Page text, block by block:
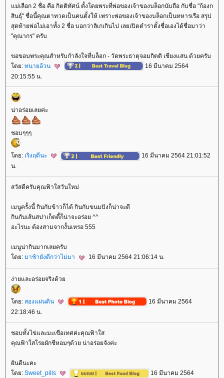
ม่เลือก 2 ชื่อ คือ กิตติทัศน์ ตั้งโดยพระที่พ่อของเจ้าของบล็อกนับถือ กับชื่อ "ก้องก
สินธุ์" ชื่อนี้คุณตาทวดเป็นคนตั้งให้ เพราะพ่อของเจ้าของบล็อกเป็นทหารเรือ สรุป
สุดท้ายพ่อไม่เอาทั้ง 2 ชื่อ บอกว่าลิเกเกินไป เลยเปิดตำราตั้งชื่อเองได้ชื่อมาว่า
"คุณากร" ครับ
ขอขอบพระคุณสำหรับกำลังใจที่บล็อก - วัดพระธาตุจอมกิตติ เชียงแสน ด้วยครับ
ดย: ทนายอ้วน
16 มีนาคม 2564
20:15:55 น.
น่าอร่อยเลยค่ะ
ชอบๆๆๆ
ดย: เริงฤดีนะ
16 มีนาคม 2564 21:01:52
น.
สวัสดีครับคุณฟ้าใสวันใหม่
เมนูครั้งนี้ กินกับข้าวก็ได้ กินกับขนมปังก็น่าจะดี
กินกับเส้นสปาเก็ตตี้ก็น่าจะอร่อย ^^
อะไรนะ ต้องสามจากงั้นเหรอ 555
เมนูน่ากินมากเลยครับ
ดย: มาช้ายังดีกว่าไม่มา 16 มีนาคม 2564 21:06:14 น.
ง่ายและอร่อยจริงด้ว
ดย: สองแผ่นดิน
16 มีนาคม 2564
22:18:46 น.
ชอบทั้งไข่และมะเขือเทศค่ะคุณฟ้าใส
คุณฟ้าใสโรยผักชีหอมๆด้วย น่าอร่อยจังค่ะ
ฝันดีนะคะ
ดย: Sweet_pills
16 มีนาคม 2564